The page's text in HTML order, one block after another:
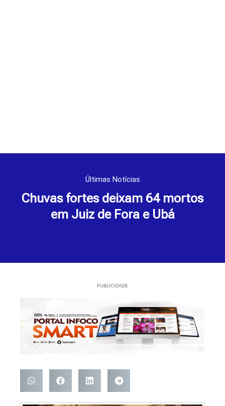
Últimas Notícias
Chuvas fortes deixam 64 mortos
em Juiz de Fora e Ubá
PUBLICIDADE